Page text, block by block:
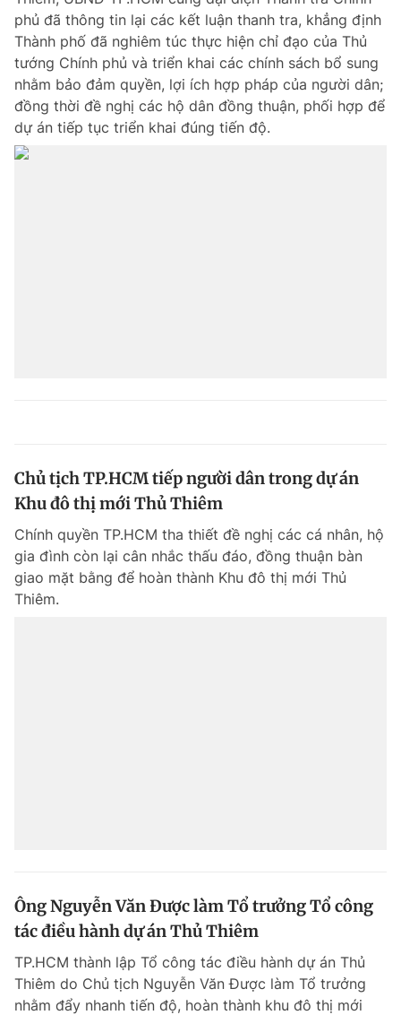
phủ đã thông tin lại các kết luận thanh tra, khẳng định
Thành phố đã nghiêm túc thực hiện chỉ đạo của Thủ
tướng Chính phủ và triển khai các chính sách bổ sung
nhằm bảo đảm quyền, lợi ích hợp pháp của người dân;
đồng thời đề nghị các hộ dân đồng thuận, phối hợp để
dự án tiếp tục triển khai đúng tiến độ.
Chủ tịch TP.HCM tiếp người dân trong dự án
Khu đô thị mới Thủ Thiêm
Chính quyền TP.HCM tha thiết đề nghị các cá nhân, hộ
gia đình còn lại cân nhắc thấu đáo, đồng thuận bàn
giao mặt bằng để hoàn thành Khu đô thị mới Thủ
Thiêm.
Ông Nguyễn Văn Được làm Tổ trưởng Tổ công
tác điều hành dự án Thủ Thiêm
TP.HCM thành lập Tổ công tác điều hành dự án Thủ
Thiêm do Chủ tịch Nguyễn Văn Được làm Tổ trưởng
nhằm đẩy nhanh tiến độ, hoàn thành khu đô thị mới